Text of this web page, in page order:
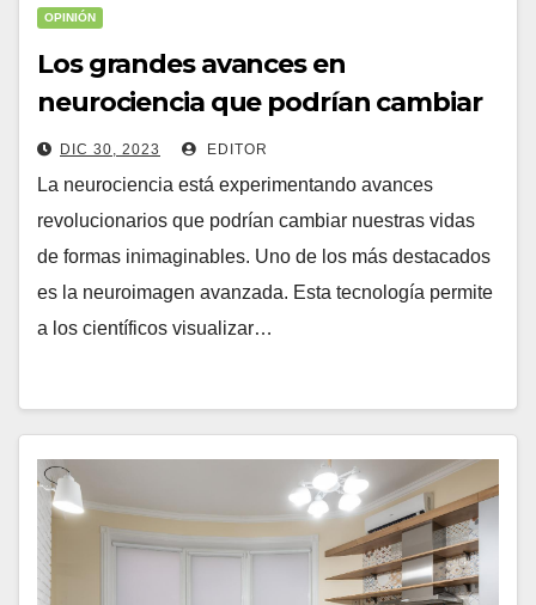
OPINIÓN
Los grandes avances en
neurociencia que podrían cambiar
nuestras vidas
DIC 30, 2023 EDITOR
La neurociencia está experimentando avances
revolucionarios que podrían cambiar nuestras vidas
de formas inimaginables. Uno de los más destacados
es la neuroimagen avanzada. Esta tecnología permite
a los científicos visualizar…